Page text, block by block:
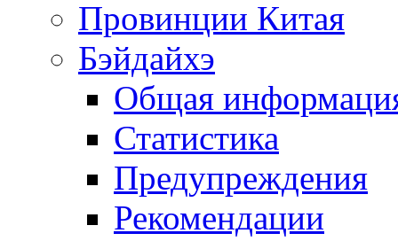
Провинции Китая
Бэйдайхэ
Общая
Статистика
Предупреждения
Рекомендации